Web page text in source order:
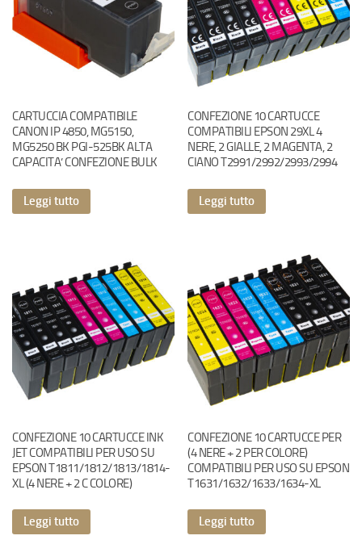
CARTUCCIA COMPATIBILE
CANON IP 4850, MG5150,
MG5250 BK PGI-525BK ALTA
CAPACITA’ CONFEZIONE BULK
Leggi tutto
CONFEZIONE 10 CARTUCCE
COMPATIBILI EPSON 29XL 4
NERE, 2 GIALLE, 2 MAGENTA, 2
CIANO T2991/2992/2993/2994
Leggi tutto
CONFEZIONE 10 CARTUCCE INK
JET COMPATIBILI PER USO SU
EPSON T1811/1812/1813/1814-
XL (4 NERE + 2 C COLORE)
Leggi tutto
CONFEZIONE 10 CARTUCCE PER
(4 NERE + 2 PER COLORE)
COMPATIBILI PER USO SU EPSON
T1631/1632/1633/1634-XL
Leggi tutto